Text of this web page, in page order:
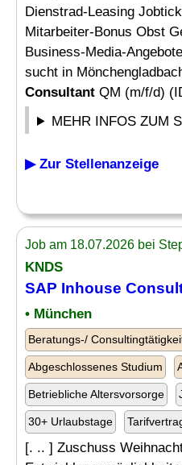
Dienstrad-Leasing
Mitarbeiter-Bonus Obst
Business-Media-
sucht in
Consultant QM (m/f/d)
MEHR INFOS ZUM
▶ Zur Stellenanzeige
Job am 18.07.2026 bei
KNDS
SAP Inhouse
• München
Beratungs-/
Abgeschlossenes Studium
Betriebliche Altersvorsorge
30+ Urlaubstage
[. .. ] Zuschuss